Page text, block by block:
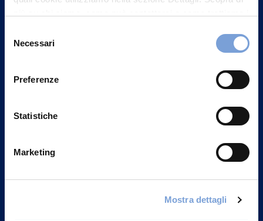
può trovare nel footer del sito nella sezione "Informativa
delNecessari
Preferenze
Statistiche
Marketing
Mostra dettagli
Contattaci